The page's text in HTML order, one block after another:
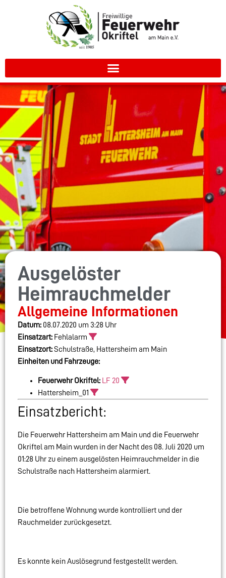
Ausgelöster
Heimrauchmelder
Allgemeine Informationen
Datum: 08.07.2020 um 3:28 Uhr
Einsatzart: Fehlalarm
Einsatzort:Schulstraße, Hattersheim am Main
Einheiten und Fahrzeuge:
Feuerwehr Okriftel:
LF 20
Hattersheim_01
Einsatzbericht:
Die Feuerwehr Hattersheim am Main und die Feuerwehr
Okriftel am Main wurden in der Nacht des 08. Juli 2020 um
01:28 Uhr zu einem ausgelösten Heimrauchmelder in die
Schulstraße nach Hattersheim alarmiert.
Die betroffene Wohnung wurde kontrolliert und der
Rauchmelder zurückgesetzt.
Es konnte kein Auslösegrund festgestellt werden.